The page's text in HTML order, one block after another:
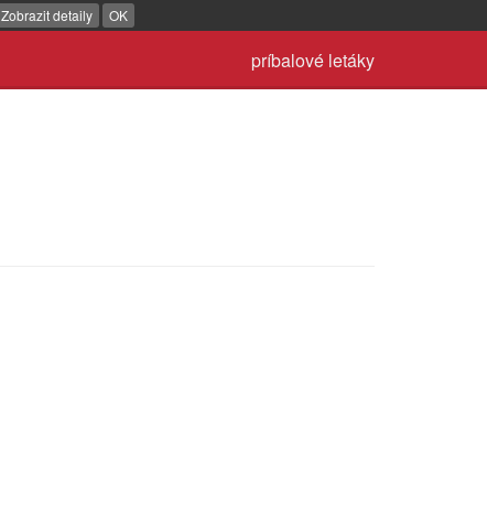
Zobrazit detaily OK
príbalové letáky